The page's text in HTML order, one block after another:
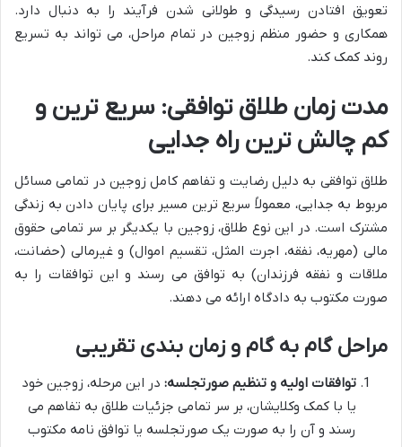
تعویق افتادن رسیدگی و طولانی شدن فرآیند را به دنبال دارد.
همکاری و حضور منظم زوجین در تمام مراحل، می تواند به تسریع
روند کمک کند.
مدت زمان طلاق توافقی: سریع ترین و
کم چالش ترین راه جدایی
طلاق توافقی به دلیل رضایت و تفاهم کامل زوجین در تمامی مسائل
مربوط به جدایی، معمولاً سریع ترین مسیر برای پایان دادن به زندگی
مشترک است. در این نوع طلاق، زوجین با یکدیگر بر سر تمامی حقوق
مالی (مهریه، نفقه، اجرت المثل، تقسیم اموال) و غیرمالی (حضانت،
ملاقات و نفقه فرزندان) به توافق می رسند و این توافقات را به
صورت مکتوب به دادگاه ارائه می دهند.
مراحل گام به گام و زمان بندی تقریبی
توافقات اولیه و تنظیم صورتجلسه: در این مرحله، زوجین خود
یا با کمک وکلایشان، بر سر تمامی جزئیات طلاق به تفاهم می
رسند و آن را به صورت یک صورتجلسه یا توافق نامه مکتوب